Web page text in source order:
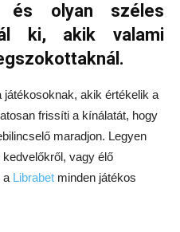
és olyan széles
ki, akik valami
játékosoknak, akik értékelik a
frissíti a kínálatát, hogy
maradjon. Legyen
vagy élő
a Librabet minden játékos